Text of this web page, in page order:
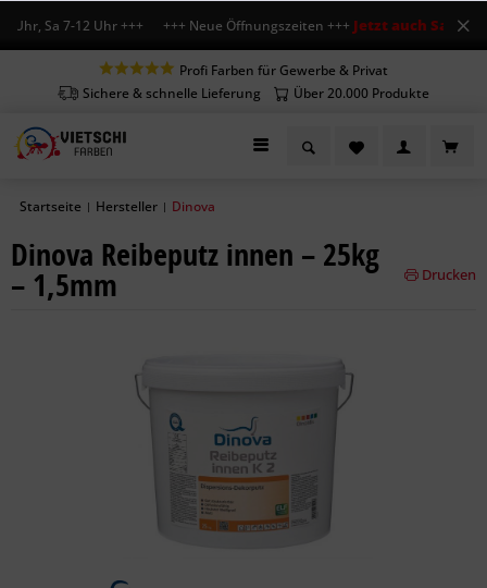
Sa 7-12 Uhr +++ +++ Neue Öffnungszeiten +++Jetzt auch Sa
Profi Farben für Gewerbe & Privat
Sichere & schnelle Lieferung
Über 20.000 Produkte
Startseite | Hersteller | Dinova
Dinova Reibeputz innen – 25kg
– 1,5mm Drucken